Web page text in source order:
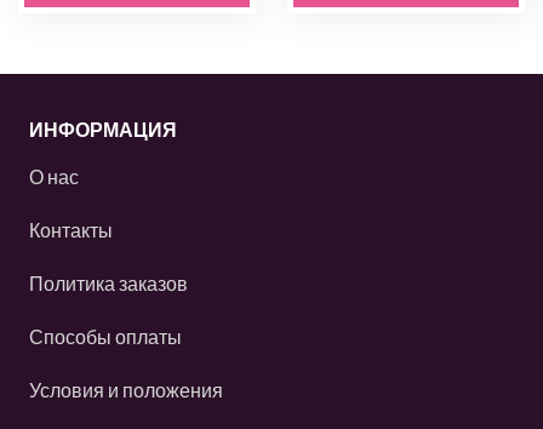
ИНФОРМАЦИЯ
О нас
Контакты
Политика заказов
Способы оплаты
Условия и положения